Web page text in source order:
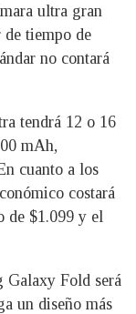
ultra gran
de tiempo de
no contará
tendrá 12 o 16
mAh,
cuanto a los
costará
de $1.099 y el
Galaxy Fold será
un diseño más